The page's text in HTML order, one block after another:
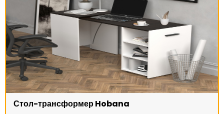
Стол-трансформер Hobana